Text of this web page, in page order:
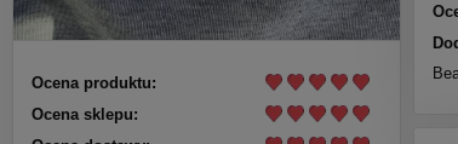
Ocena produktu:
Ocena sklepu: